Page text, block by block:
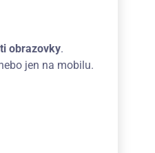
obrazovky.
jen na mobilu.